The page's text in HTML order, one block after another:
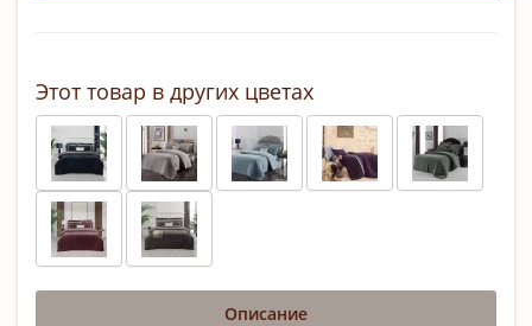
Этот товар в других цветах
Описание